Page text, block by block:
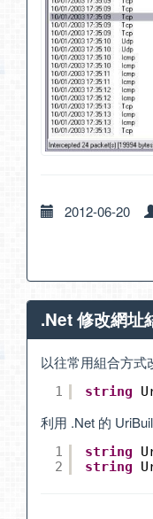
2012-06-20
.Net 修改網址
以往常用組合方式
1 string
利用 .Net 的
1
2
string
string